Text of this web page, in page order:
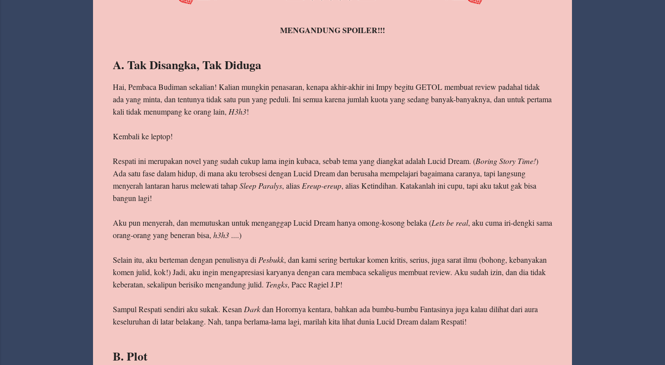
MENGANDUNG SPOILER!!!
A. Tak Disangka, Tak Diduga
Hai, Pembaca Budiman sekalian! Kalian mungkin penasaran, kenapa akhir-akhir ini Impy begitu GETOL membuat review padahal tidak
ada yang minta, dan tentunya tidak satu pun yang peduli. Ini semua karena jumlah kuota yang sedang banyak-banyaknya, dan untuk pertama
kali tidak menumpang ke orang lain, H3h3!
Kembali ke leptop!
Respati ini merupakan novel yang sudah cukup lama ingin kubaca, sebab tema yang diangkat adalah Lucid Dream. (Boring Story Time!)
Ada satu fase dalam hidup, di mana aku terobsesi dengan Lucid Dream dan berusaha mempelajari bagaimana caranya, tapi langsung
menyerah lantaran harus melewati tahapSleep Paralys, alias Ereup-ereup, alias Ketindihan. Katakanlah ini cupu, tapi aku takut gak bisa
bangun lagi!
Aku pun menyerah, dan memutuskan untuk menganggap Lucid Dream hanya omong-kosong belaka (Lets be real, aku cuma iri-dengki sama
orang-orang yang beneran bisa, h3h3 ....)
Selain itu, aku berteman dengan penulisnya di Pesbukk, dan kami sering bertukar komen kritis, serius, juga sarat ilmu (bohong, kebanyakan
komen julid, kok!) Jadi, aku ingin mengapresiasi karyanya dengan cara membaca sekaligus membuat review. Aku sudah izin, dan dia tidak
keberatan, sekalipun berisiko mengandung julid. Tengks, Pacc Ragiel J.P!
Sampul Respati sendiri aku sukak. Kesan Darkdan Horornya kentara, bahkan ada bumbu-bumbu Fantasinya juga kalau dilihat dari aura
keseluruhan di latar belakang. Nah, tanpa berlama-lama lagi, marilah kita lihat dunia Lucid Dream dalam Respati!
B. Plot